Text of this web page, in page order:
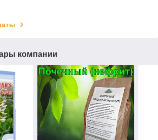
компании